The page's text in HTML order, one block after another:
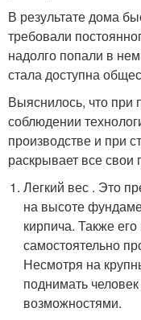
В результате дома
требовали
надолго попали в
стала доступна
Выяснилось, что
соблюдении
производстве и при
раскрывает все свои
Легкий вес . Это
на высоте
кирпича. Также
самостоятельно
Несмотря на
поднимать
возможностями.